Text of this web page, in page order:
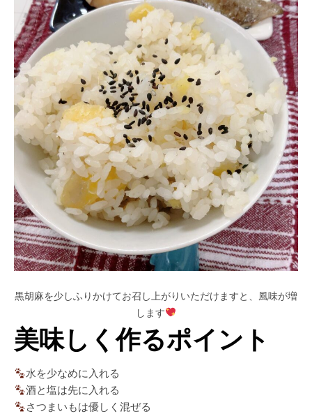
黒胡麻を少しふりかけてお召し上がりいただけますと、風味が増
します
美味しく作るポイント
水を少なめに入れる
酒と塩は先に入れる
さつまいもは優しく混ぜる